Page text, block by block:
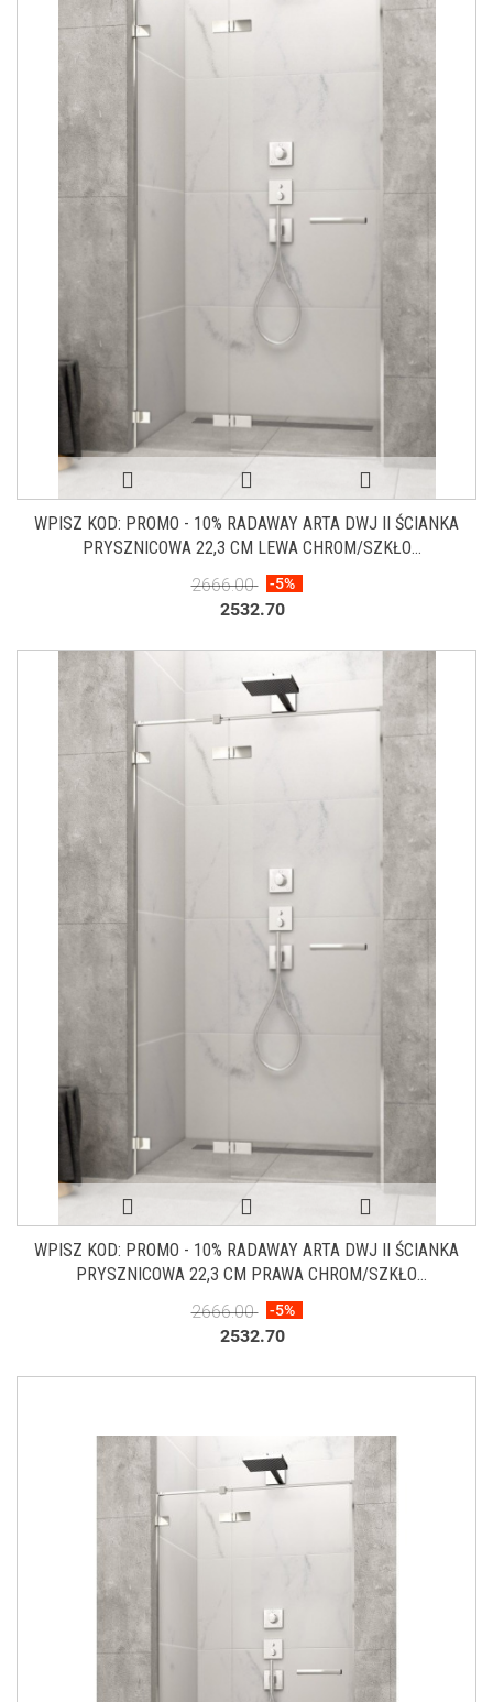
WPISZ KOD: PROMO - 10% RADAWAY ARTA DWJ II ŚCIANKA
PRYSZNICOWA 22,3 CM LEWA CHROM/SZKŁO
PRZEZROCZYSTE 386011-03-01L
2666.00 -5%
2532.70
WPISZ KOD: PROMO - 10% RADAWAY ARTA DWJ II ŚCIANKA
PRYSZNICOWA 22,3 CM PRAWA CHROM/SZKŁO
PRZEZROCZYSTE 386011-03-01R
2666.00 -5%
2532.70